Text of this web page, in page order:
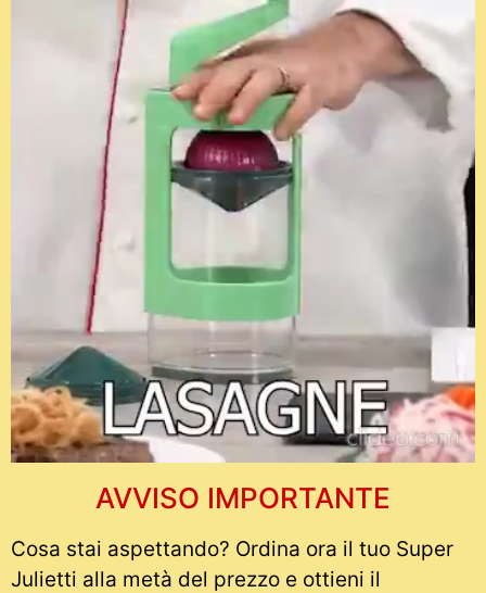
AVVISO IMPORTANTE
Cosa stai aspettando? Ordina ora il tuo Super
Julietti alla metà del prezzo e ottieni il